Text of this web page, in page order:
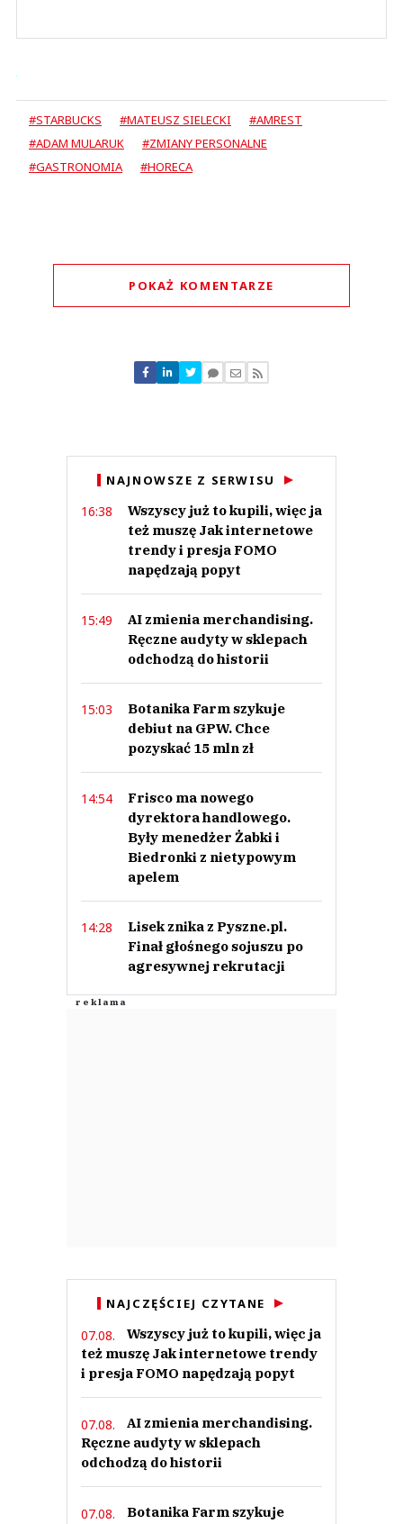
#STARBUCKS #MATEUSZ SIELECKI
#AMREST
#ADAM MULARUK
#ZMIANY PERSONALNE
#GASTRONOMIA
#HORECA
POKAŻ KOMENTARZE
This comment was minimized by the moderator on the site
Czemu nie napisaliście, że zaczął 10 lat temu od kanapkowego ?
Gregor
Odpowiedz
2
Nie znaleziono komentarzy
Zostaw swoje komentarze
Imię (Wymagane)
Anuluj
NAJNOWSZE Z SERWISU
16:38
Wszyscy już to kupili, więc ja
też muszę Jak internetowe
trendy i presja FOMO
napędzają popyt
15:49
AI zmienia merchandising.
Ręczne audyty w sklepach
odchodzą do historii
15:03
Botanika Farm szykuje
debiut na GPW. Chce
pozyskać 15 mln zł
14:54
Frisco ma nowego
dyrektora handlowego.
Były menedżer Żabki i
Biedronki z nietypowym
apelem
14:28
Lisek znika z Pyszne.pl.
Finał głośnego sojuszu po
agresywnej rekrutacji
NAJCZĘŚCIEJ CZYTANE
07.08.
Wszyscy już to kupili, więc ja
też muszę Jak internetowe trendy
i presja FOMO napędzają popyt
07.08.
AI zmienia merchandising.
Ręczne audyty w sklepach
odchodzą do historii
07.08.
Botanika Farm szykuje